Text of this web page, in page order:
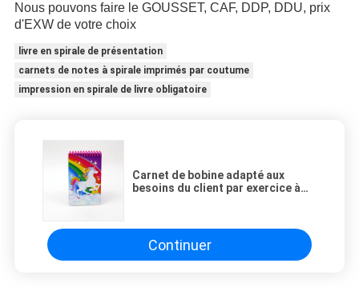
Nous pouvons faire le GOUSSET, CAF, DDP, DDU, prix
d'EXW de votre choix
livre en spirale de présentation
carnets de notes à spirale imprimés par coutume
impression en spirale de livre obligatoire
Carnet de bobine adapté aux
besoins du client par exercice à
d'école
Continuer